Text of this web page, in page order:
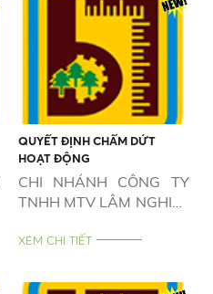
QUYẾT ĐỊNH CHẤM DỨT
HOẠT ĐỘNG
CHI NHÁNH CÔNG TY
TNHH MTV LÂM NGHIỆP
NGHIỆP CHẾ BIẾN GỖ
XEM CHI TIẾT